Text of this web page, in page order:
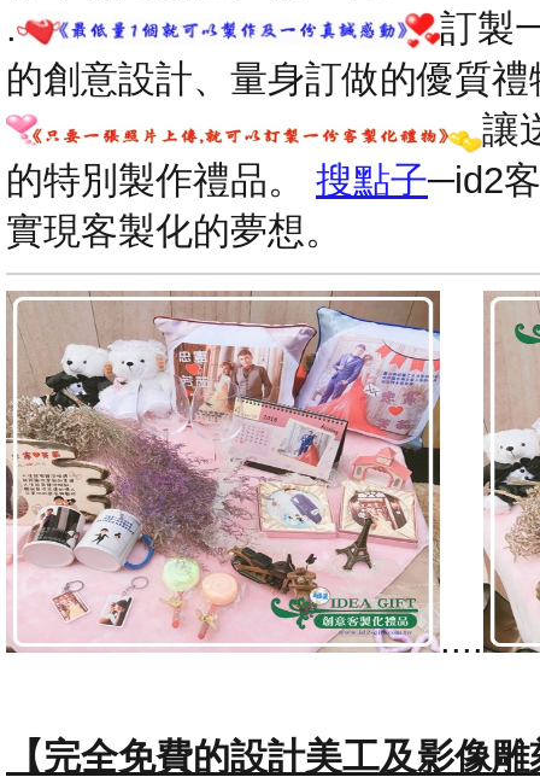
.
訂製
的創意設計、量身訂做的優質禮
讓
的特別製作禮品。 搜點子─id2
實現客製化的夢想。
....
【完全免費的設計美工及影像